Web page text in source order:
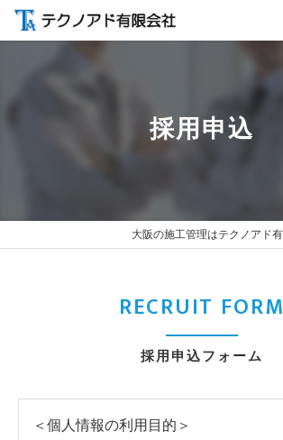
採用申込
大阪の施工管理はテクノアド
採用申込フォーム
RECRUIT FORM
＜個人情報の利用目的＞